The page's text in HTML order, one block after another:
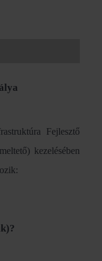
Fejlesztő
kezelésében